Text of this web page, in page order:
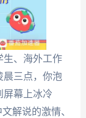
生、海外工作
晨三点，你泡
屏幕上冰冷
解说的激情、